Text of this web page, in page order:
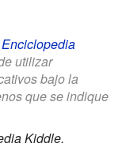
Enciclopedia
utilizar
bajo la
que se indique
Kiddle.